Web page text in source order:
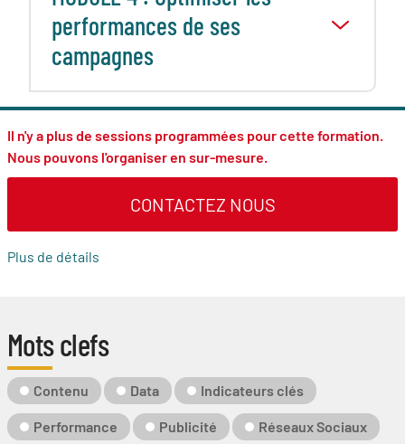
performances de ses
campagnes
Il n'y a plus de sessions programmées pour cette formation.
Nous pouvons l'organiser en sur-mesure.
CONTACTEZ NOUS
Plus de détails
Mots clefs
Mot-
Clé
Contenu Data Indicateurs clés
Performance Publicité Réseaux Sociaux